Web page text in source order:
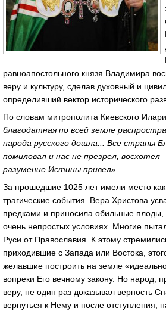
равноапостольного князя Владимира
веру и культуру, сделав духовный и
определивший вектор исторического
По словам митрополита Киевского
благодатная по всей земле
народа русского дошла... Все страны
помиловал и нас не презрел, восхотел
разумение Истины привел».
За прошедшие 1025 лет имели место как
трагические события. Вера Христова
предками и приносила обильные плоды,
очень непростых условиях. Многие
Руси от Православия. К этому
приходившие с Запада или Востока,
желавшие построить на земле
вопреки Его вечному закону. Но народ,
веру, не один раз доказывал верность
вернуться к Нему и после отступления,